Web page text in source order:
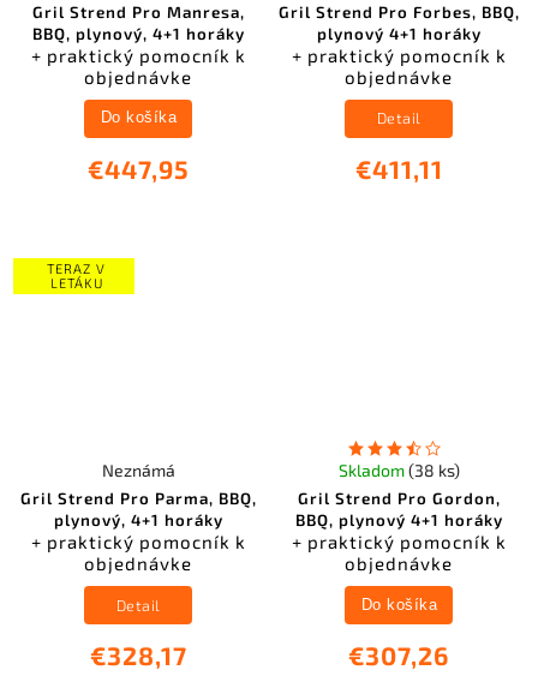
Gril Strend Pro Manresa,
BBQ, plynový, 4+1 horáky
+ praktický pomocník k
objednávke
€447,95
Do košíka
Gril Strend Pro Forbes, BBQ,
plynový 4+1 horáky
+ praktický pomocník k
objednávke
€411,11
Detail
TERAZ V
LETÁKU
Gril Strend Pro Parma, BBQ,
plynový, 4+1 horáky
+ praktický pomocník k
objednávke
Neznámá
€328,17
Detail
Gril Strend Pro Gordon,
BBQ, plynový 4+1 horáky
+ praktický pomocník k
objednávke
Skladom(38 ks)
€307,26
Do košíka